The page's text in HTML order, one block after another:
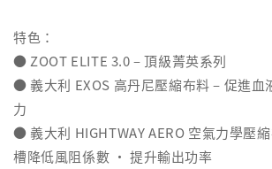
特色：
● ZOOT ELITE 3.0 – 頂級菁英系列
● 義大利 EXOS 高丹尼壓縮布料 – 促進
力
● 義大利 HIGHTWAY AERO 空氣力學壓
槽降低風阻係數 ‧ 提升輸出功率